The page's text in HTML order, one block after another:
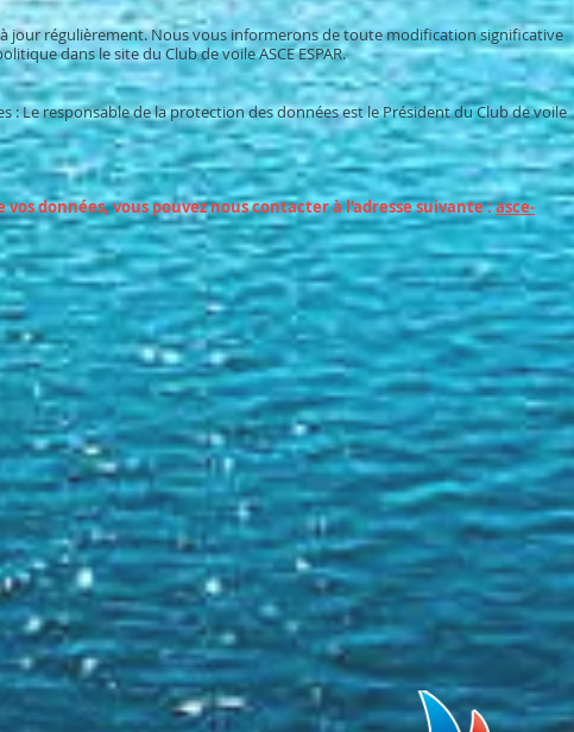
jour régulièrement. Nous vous informerons de toute modification significative
dans le site du Club de voile ASCE ESPAR.
Le responsable de la protection des données est le Président du Club de voile
données, vous pouvez nous contacter à l'adresse suivante :asce-